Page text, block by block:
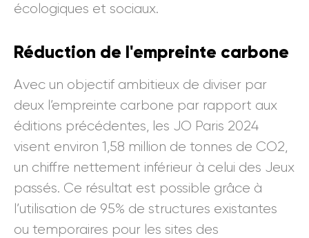
écologiques et sociaux.
Réduction de l'empreinte carbone
Avec un objectif ambitieux de diviser par
deux l’empreinte carbone par rapport aux
éditions précédentes, les JO Paris 2024
visent environ 1,58 million de tonnes de CO2,
un chiffre nettement inférieur à celui des Jeux
passés. Ce résultat est possible grâce à
l’utilisation de 95% de structures existantes
ou temporaires pour les sites des